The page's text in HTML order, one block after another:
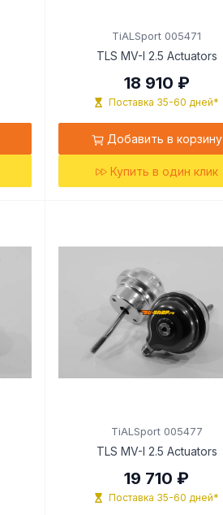
TiALSport 005471
TLS MV-I 2.5 Actuators
18 910 ₽
Поставка 35-60 дней*
Добавить в корзину
Купить в один клик
TiALSport 005477
TLS MV-I 2.5 Actuators
19 710 ₽
Поставка 35-60 дней*